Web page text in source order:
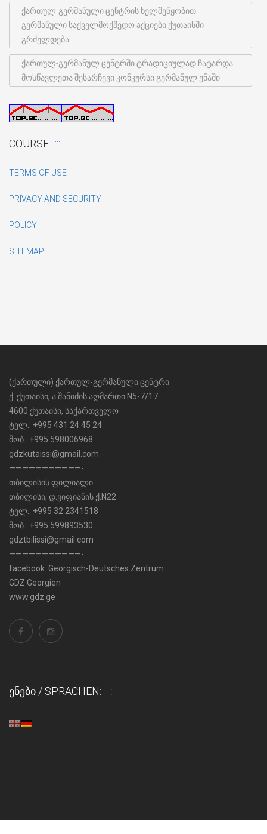
ქართულ-გერმანული ცენტრის ხელშეწყობით
გერმანული საქველმოქმედო აქციები ქუთაისში
გრძელდება
ქართულ-გერმანულ ცენტრში ტრადიციულად ჩატარდა
მოსწავლეთა შესარჩევი კონკურსი გერმანულ ენაში
COURSE
TERMS OF USE
PRIVACY AND SECURITY
POLICY
SITEMAP
(ქართული) ქართულ-გერმანული ცენტრი
ქ. ქუთაისი, ა.შანიძის აღმართი N5-7/17
4600 ქუთაისი, საქართველო
ტელ.: +995 431 24 45 24
მობ.: +995 598006968
gdzkutaissi@gmail.com
———————————-
თბილისის ფილიალი
თბილისი, დ.ყიფიანის ქ.N22
ტელ.: +995 32 2341518
მობ.: +995 599893530
gdztbilissi@gmail.com
———————————-
facebook: Georgisch-Deutsches Zentrum
GDZ Georgien
www.gdz.ge
ᲔᲜᲔᲑᲘ / SPRACHEN: